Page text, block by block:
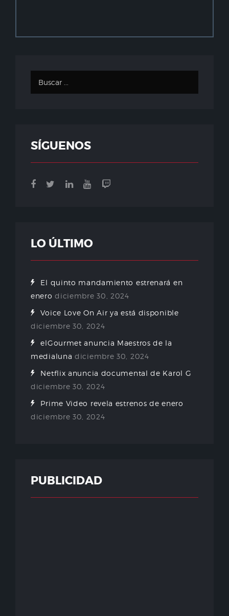
SÍGUENOS
LO ÚLTIMO
El quinto mandamiento estrenará en
enero diciembre 30, 2024
Voice Love On Air ya está disponible
diciembre 30, 2024
elGourmet anuncia Maestros de la
medialuna diciembre 30, 2024
Netflix anuncia documental de Karol G
diciembre 30, 2024
Prime Video revela estrenos de enero
diciembre 30, 2024
PUBLICIDAD